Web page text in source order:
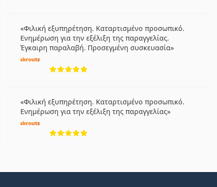
Φιλική εξυπηρέτηση. Καταρτισμένο προσωπικό.
Ενημέρωση για την εξέλιξη της παραγγελίας.
Έγκαιρη παραλαβή. Προσεγμένη συσκευασία
Φιλική εξυπηρέτηση. Καταρτισμένο προσωπικό.
Ενημέρωση για την εξέλιξη της παραγγελίας